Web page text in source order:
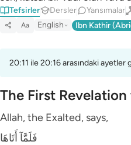
Tefsirler Dersler Yansımalar
Aa English Ibn Kathir
20:11 ile 20:16 arasındaki
The First Revelation
Allah, the Exalted, says,
فَلَمَّآ أَتَاهَا